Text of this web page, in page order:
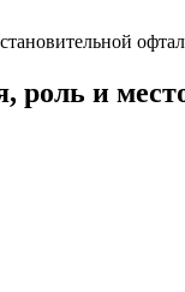
роль и